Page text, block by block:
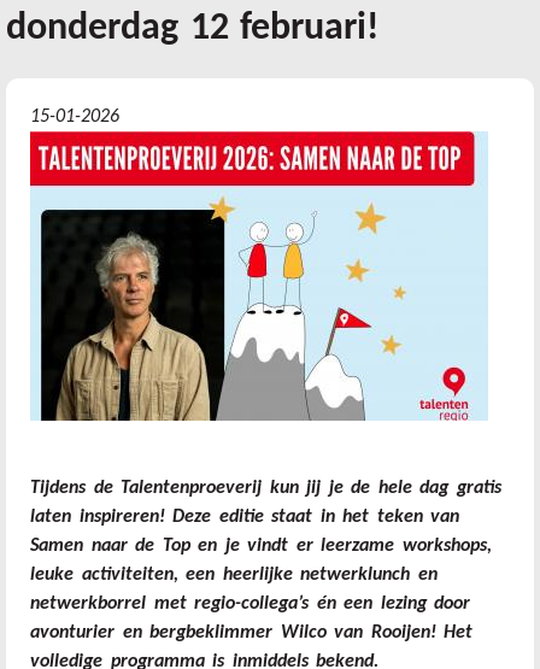
donderdag 12 februari!
15-01-2026
Tijdens de Talentenproeverij kun jij je de hele dag gratis
laten inspireren! Deze editie staat in het teken van
Samen naar de Top en je vindt er leerzame workshops,
leuke activiteiten, een heerlijke netwerklunch en
netwerkborrel met regio-collega’s én een lezing door
avonturier en bergbeklimmer Wilco van Rooijen! Het
volledige programma is inmiddels bekend.